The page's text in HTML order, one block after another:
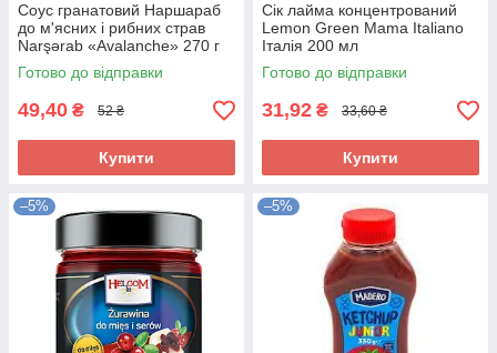
Соус гранатовий Наршараб
до м'ясних і рибних страв
Narşərab «Avalanche» 270 г
Готово до відправки
49,40 ₴ 52 ₴
Купити
Сік лайма концентрований
Lemon Green Mama Italiano
Італія 200 мл
Готово до відправки
31,92 ₴ 33,60 ₴
Купити
–5% –5%